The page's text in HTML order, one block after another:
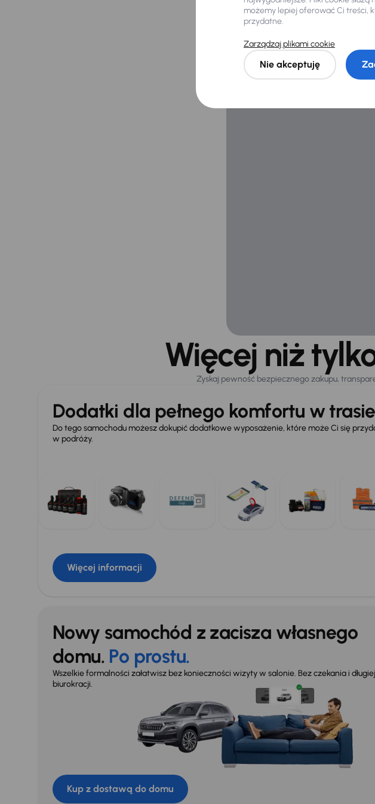
Zyskaj lepsze warunki finansowania niż
Więcej niż
Zyskaj pewność bezpiecznego zakupu,
Dodatki dla pełnego komfortu w
Do tego samochodu możesz dokupić dodatkowe wyposażenie, które może Ci się
w podróży.
Więcej informacji
Nowy samochód z zacisza własnego
domu. Po prostu.
Wszelkie formalności załatwisz bez konieczności wizyty w salonie. Bez czekania i długiej
biurokracji.
Kup z dostawą do domu
możemy lepiej oferować Ci treści,
przydatne.
Zarządzaj plikami cookie
Nie akceptuję